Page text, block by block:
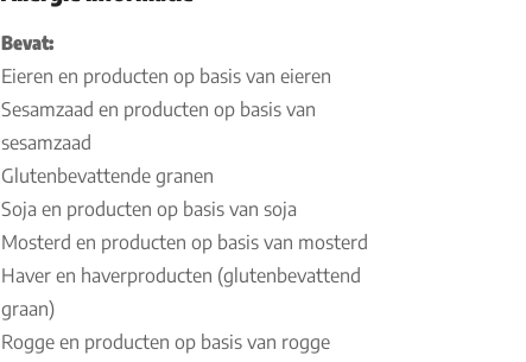
Bevat:
Eieren en producten op basis van eieren
Sesamzaad en producten op basis van
sesamzaad
Glutenbevattende granen
Soja en producten op basis van soja
Mosterd en producten op basis van mosterd
Haver en haverproducten (glutenbevattend
graan)
Rogge en producten op basis van rogge